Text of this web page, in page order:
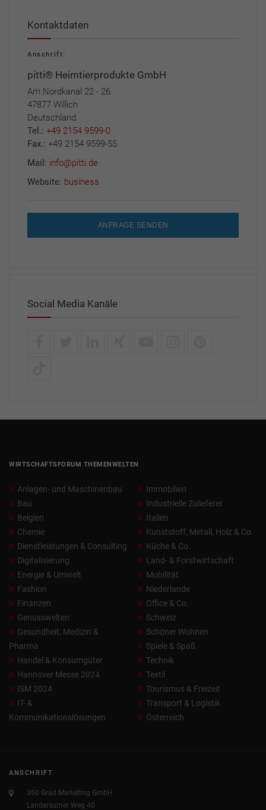
Kontaktdaten
Anschrift:
pitti® Heimtierprodukte GmbH
Am Nordkanal 22 - 26
47877 Willich
Deutschland
Tel.: +49 2154 9599-0
Fax.: +49 2154 9599-55
Mail: info@pitti.de
Website: business
ANFRAGE SENDEN
Social Media Kanäle
WIRTSCHAFTSFORUM THEMENWELTEN
Anlagen- und Maschinenbau
Bau
Belgien
Chemie
Dienstleistungen & Consulting
Digitalisierung
Energie & Umwelt
Fashion
Finanzen
Genusswelten
Gesundheit, Medizin &
Pharma
Handel & Konsumgüter
Hannover Messe 2024
ISM 2024
IT- &
Kommunikationslösungen
Immobilien
Industrielle Zulieferer
Italien
Kunststoff, Metall, Holz & Co.
Küche & Co.
Land- & Forstwirtschaft
Mobilität
Niederlande
Office & Co.
Schweiz
Schöner Wohnen
Spiele & Spaß
Technik
Textil
Tourismus & Freizeit
Transport & Logistik
Österreich
ANSCHRIFT
360 Grad Marketing GmbH
Landersumer Weg 40